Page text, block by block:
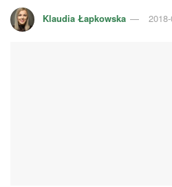
Klaudia Łapkowska